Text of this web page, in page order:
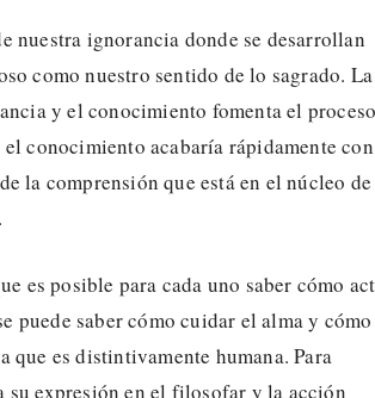
nuestra ignorancia donde se desarrollan
como nuestro sentido de lo sagrado. La
y el conocimiento fomenta el
conocimiento acabaría rápidamente
la comprensión que está en el núcleo
es posible para cada uno saber cómo
puede saber cómo cuidar el alma y cómo
que es distintivamente humana. Para
su expresión en el filosofar y la acción